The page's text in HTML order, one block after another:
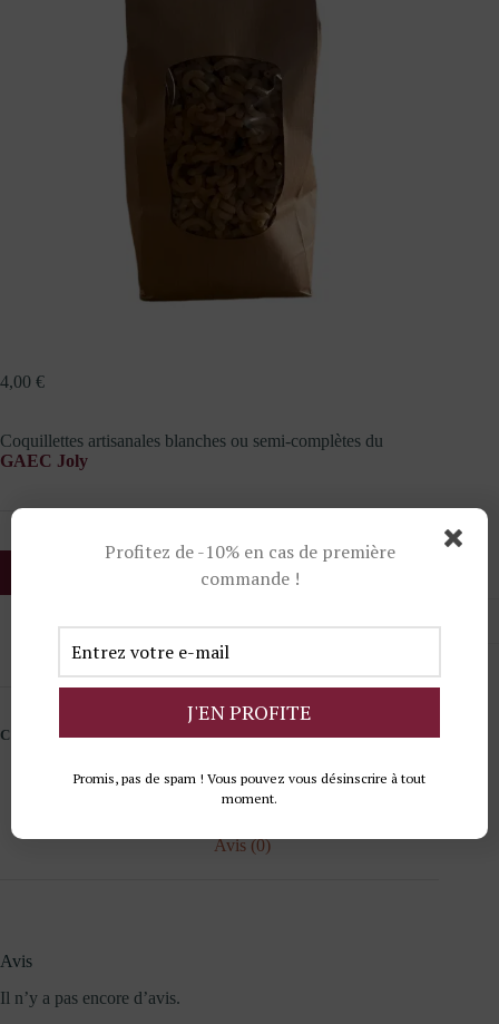
4,00 €
Coquillettes artisanales blanches ou semi-complètes du
GAEC Joly
quantité de Coquillettes artisanales 500g
- +
Ajouter au panier
CATÉGORIES :CONDIMENTS,EPICERIE
Avis (0)
Avis
Il n’y a pas encore d’avis.
Profitez de -10% en cas de première
commande !
Promis, pas de spam ! Vous pouvez vous désinscrire à tout
moment.